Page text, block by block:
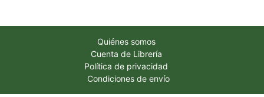
Quiénes somos
Cuenta de Librería
Política de privacidad
Condiciones de envío